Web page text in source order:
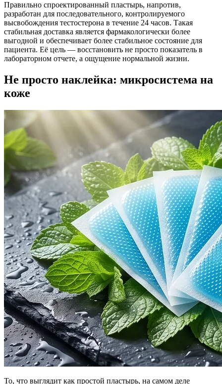
Правильно спроектированный пластырь, напротив,
разработан для последовательного, контролируемого
высвобождения тестостерона в течение 24 часов. Такая
стабильная доставка является фармакологически более
выгодной и обеспечивает более стабильное состояние для
пациента. Её цель — восстановить не просто показатель в
лабораторном отчете, а ощущение нормальной жизни.
Не просто наклейка: микросистема на
коже
То, что выглядит как простой пластырь, на самом деле